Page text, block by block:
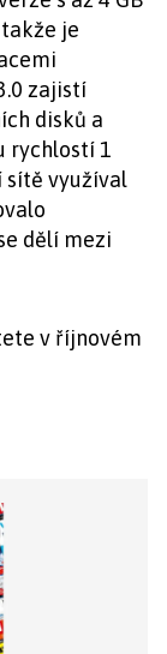
je
zajistí
disků a
rychlostí 1
sítě využíval
dělí mezi
v říjnovém